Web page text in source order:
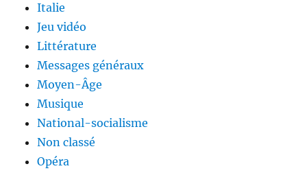
Italie
Jeu vidéo
Littérature
Messages généraux
Moyen-Âge
Musique
National-socialisme
Non classé
Opéra